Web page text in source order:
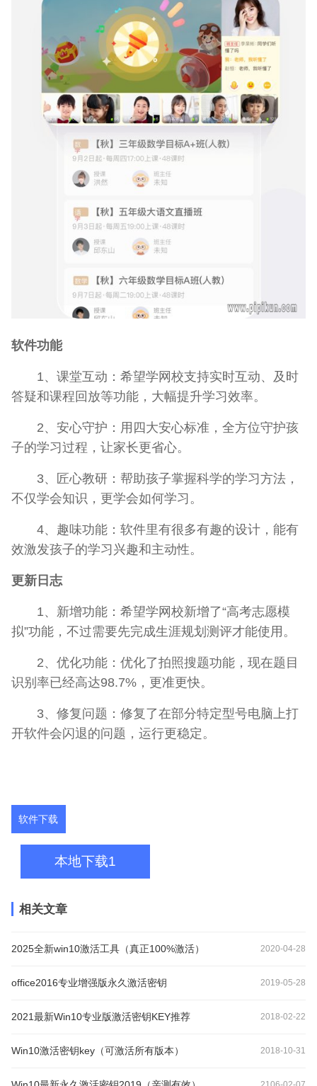
软件功能
1、课堂互动：希望学网校支持实时互动、及时
答疑和课程回放等功能，大幅提升学习效率。
2、安心守护：用四大安心标准，全方位守护孩
子的学习过程，让家长更省心。
3、匠心教研：帮助孩子掌握科学的学习方法，
不仅学会知识，更学会如何学习。
4、趣味功能：软件里有很多有趣的设计，能有
效激发孩子的学习兴趣和主动性。
更新日志
1、新增功能：希望学网校新增了“高考志愿模
拟”功能，不过需要先完成生涯规划测评才能使用。
2、优化功能：优化了拍照搜题功能，现在题目
识别率已经高达98.7%，更准更快。
3、修复问题：修复了在部分特定型号电脑上打
开软件会闪退的问题，运行更稳定。
软件下载
本地下载1
相关文章
2025全新win10激活工具（真正100%激活） 2020-04-28
office2016专业增强版永久激活密钥 2019-05-28
2021最新Win10专业版激活密钥KEY推荐 2018-02-22
Win10激活密钥key（可激活所有版本） 2018-10-31